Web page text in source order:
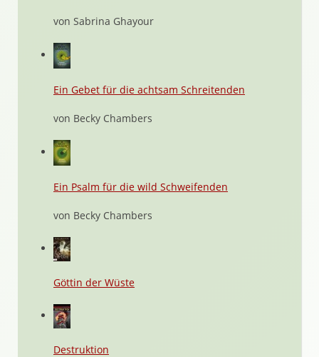
von Sabrina Ghayour
Ein Gebet für die achtsam Schreitenden
von Becky Chambers
Ein Psalm für die wild Schweifenden
von Becky Chambers
Göttin der Wüste
Destruktion